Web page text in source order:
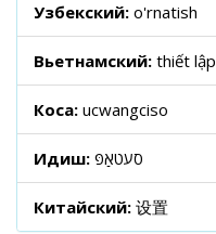
Узбекский: o'rnatish
Вьетнамский: thiết lập
Коса: ucwangciso
Идиш: סעטאַפּ
Китайский: 设置